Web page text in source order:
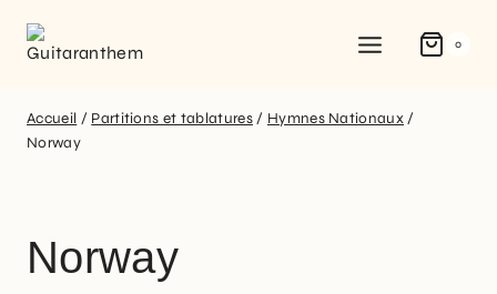
0
Accueil / Partitions et tablatures / Hymnes Nationaux /
Norway
Norway